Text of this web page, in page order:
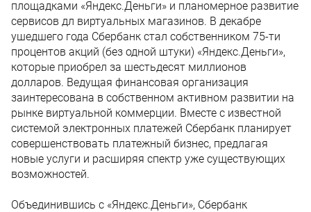
площадками «Яндекс.Деньги» и планомерное развитие
сервисов дл виртуальных магазинов. В декабре
ушедшего года Сбербанк стал собственником 75-ти
процентов акций (без одной штуки) «Яндекс.Деньги»,
которые приобрел за шестьдесят миллионов
долларов. Ведущая финансовая организация
заинтересована в собственном активном развитии на
рынке виртуальной коммерции. Вместе с известной
системой электронных платежей Сбербанк планирует
совершенствовать платежный бизнес, предлагая
новые услуги и расширяя спектр уже существующих
возможностей.
Объединившись с «Яндекс.Деньги», Сбербанк